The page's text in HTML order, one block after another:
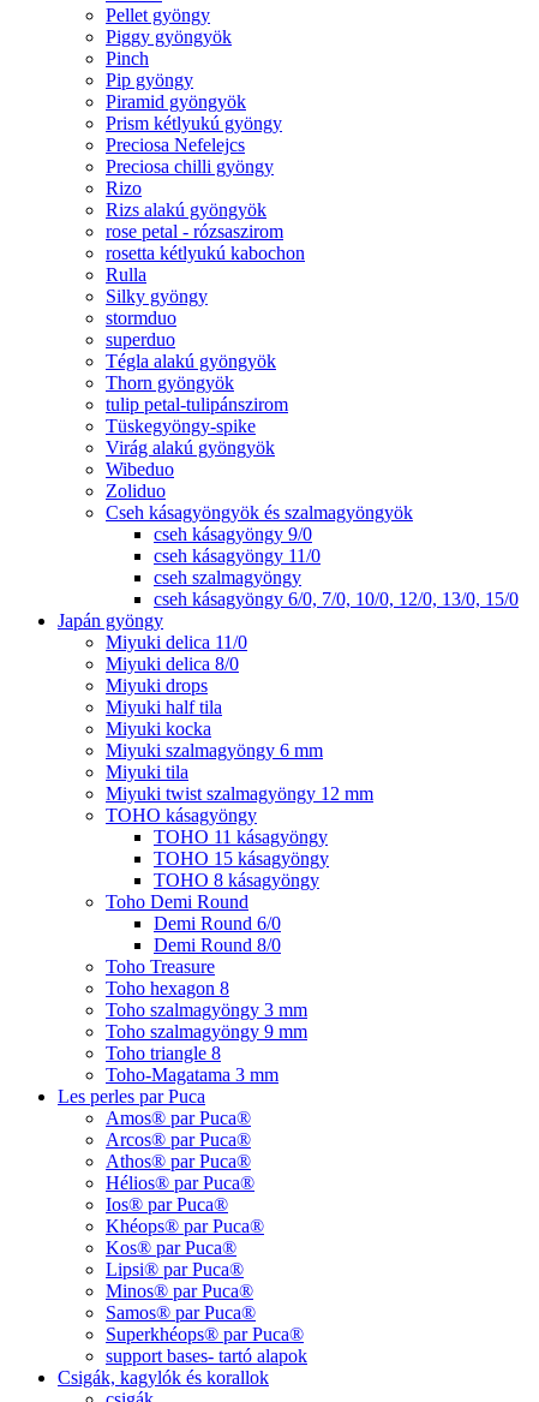
Pellet gyöngy
Piggy gyöngyök
Pinch
Pip gyöngy
Piramid gyöngyök
Prism kétlyukú gyöngy
Preciosa Nefelejcs
Preciosa chilli gyöngy
Rizo
Rizs alakú gyöngyök
rose petal - rózsaszirom
rosetta kétlyukú kabochon
Rulla
Silky gyöngy
stormduo
superduo
Tégla alakú gyöngyök
Thorn gyöngyök
tulip petal-tulipánszirom
Tüskegyöngy-spike
Virág alakú gyöngyök
Wibeduo
Zoliduo
Cseh kásagyöngyök és szalmagyöngyök
cseh kásagyöngy 9/0
cseh kásagyöngy 11/0
cseh szalmagyöngy
cseh kásagyöngy 6/0, 7/0, 10/0, 12/0, 13/0, 15/0
Japán gyöngy
Miyuki delica 11/0
Miyuki delica 8/0
Miyuki drops
Miyuki half tila
Miyuki kocka
Miyuki szalmagyöngy 6 mm
Miyuki tila
Miyuki twist szalmagyöngy 12 mm
TOHO kásagyöngy
TOHO 11 kásagyöngy
TOHO 15 kásagyöngy
TOHO 8 kásagyöngy
Toho Demi Round
Demi Round 6/0
Demi Round 8/0
Toho Treasure
Toho hexagon 8
Toho szalmagyöngy 3 mm
Toho szalmagyöngy 9 mm
Toho triangle 8
Toho-Magatama 3 mm
Les perles par Puca
Amos® par Puca®
Arcos® par Puca®
Athos® par Puca®
Hélios® par Puca®
Ios® par Puca®
Khéops® par Puca®
Kos® par Puca®
Lipsi® par Puca®
Minos® par Puca®
Samos® par Puca®
Superkhéops® par Puca®
support bases- tartó alapok
Csigák, kagylók és korallok